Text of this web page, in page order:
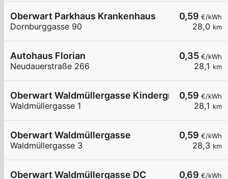
0,59 €/kWh
28,0 km
Oberwart Parkhaus Krankenhaus
Dornburggasse 90
0,35 €/kWh
28,1 km
Autohaus Florian
Neudauerstraße 266
0,59 €/kWh
28,1 km
Oberwart Waldmüllergasse Kindergrippe
Waldmüllergasse 1
0,59 €/kWh
28,3 km
Oberwart Waldmüllergasse
Waldmüllergasse 3
0,69 €/kWh
Oberwart Waldmüllergasse DC